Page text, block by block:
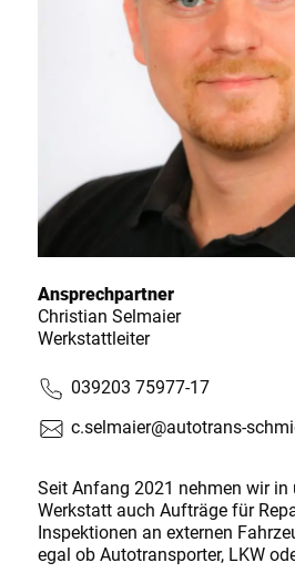
Ansprechpartner
Christian Selmaier
Werkstattleiter
039203 75977-17
c.selmaier@autotrans-
Seit Anfang 2021 nehmen wir in
Werkstatt auch Aufträge für
Inspektionen an externen
egal ob Autotransporter, LKW